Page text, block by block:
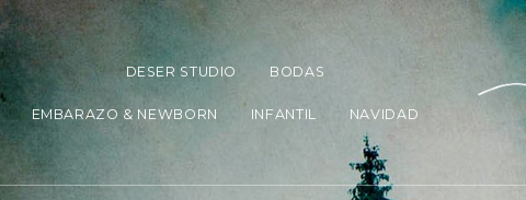
DESER STUDIO BODAS
EMBARAZO & NEWBORN INFANTIL NAVIDAD